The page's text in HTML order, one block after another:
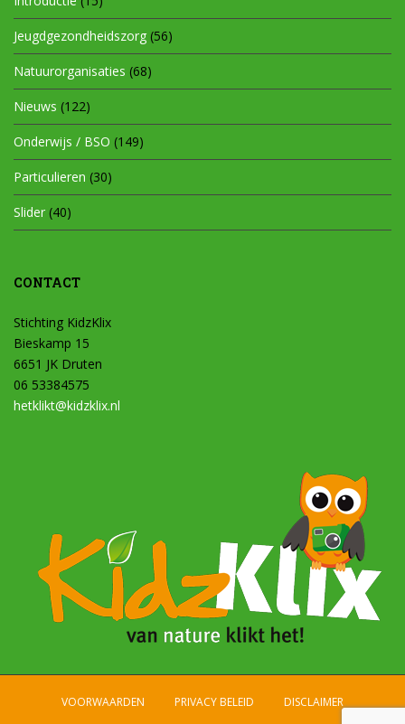
Jeugdgezondheidszorg (56)
Natuurorganisaties (68)
Nieuws (122)
Onderwijs / BSO (149)
Particulieren (30)
Slider (40)
CONTACT
Stichting KidzKlix
Bieskamp 15
6651 JK Druten
06 53384575
hetklikt@kidzklix.nl
VOORWAARDEN PRIVACY BELEID DISCLAIMER